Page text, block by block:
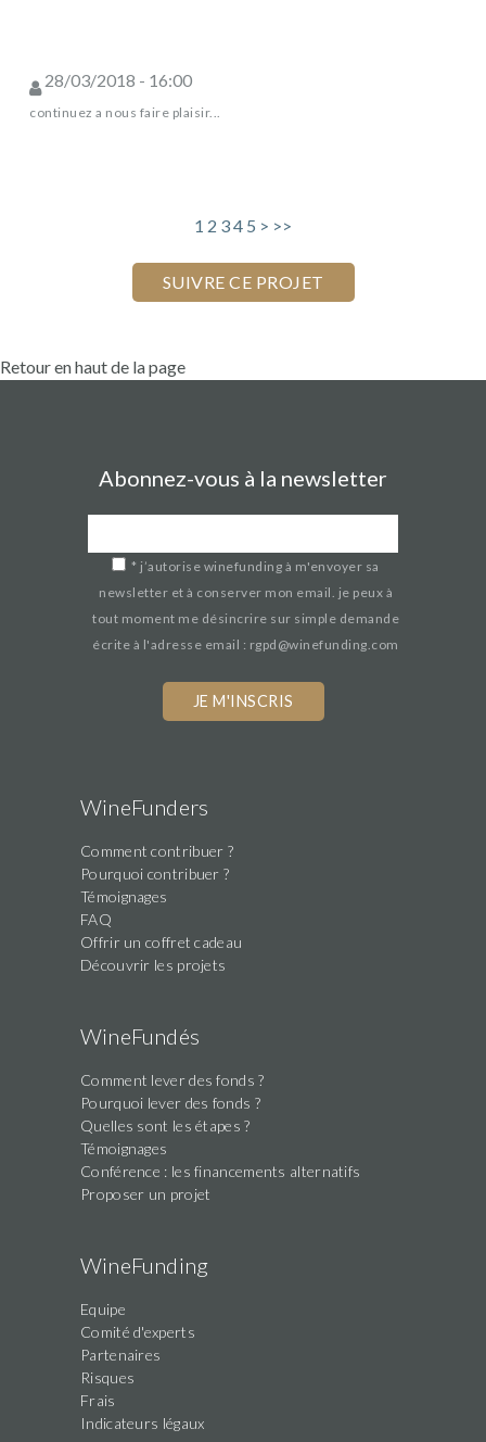
28/03/2018 - 16:00
continuez a nous faire plaisir...
1 2 34 5 > >>
Retour en haut de la page
Abonnez-vous à la newsletter
* j’autorise winefunding à m'envoyer sa
newsletter et à conserver mon email. je peux à
tout moment me désincrire sur simple demande
écrite à l'adresse email : rgpd@winefunding.com
this
field
WineFunders
Comment contribuer ?
Pourquoi contribuer ?
Témoignages
FAQ
Offrir un coffret cadeau
Découvrir les projets
WineFundés
Comment lever des fonds ?
Pourquoi lever des fonds ?
Quelles sont les étapes ?
Témoignages
Conférence : les financements alternatifs
Proposer un projet
WineFunding
Equipe
Comité d'experts
Partenaires
Risques
Frais
Indicateurs légaux